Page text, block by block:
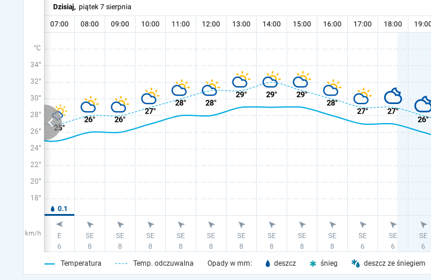
°C
34°
32°
30°
28°
26°
24°
22°
20°
18°
km/h
Temperatura Temp. odczuwalna Opady w mm: deszcz śnieg deszcz ze śniegiem